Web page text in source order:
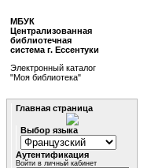
МБУК
Централизованная
библиотечная
система г. Ессентуки
Электронный каталог
"Моя библиотека"
Главная страница
Выбор языка
Аутентификация
Войти в личный кабинет